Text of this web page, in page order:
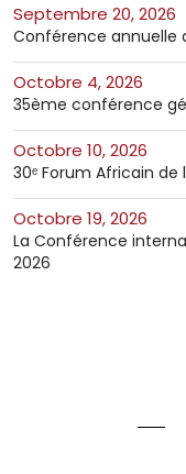
septembre 20, 2026
Conférence annuelle
octobre 4, 2026
35ème conférence
octobre 10, 2026
30ᵉ Forum Africain de
octobre 19, 2026
La Conférence
2026